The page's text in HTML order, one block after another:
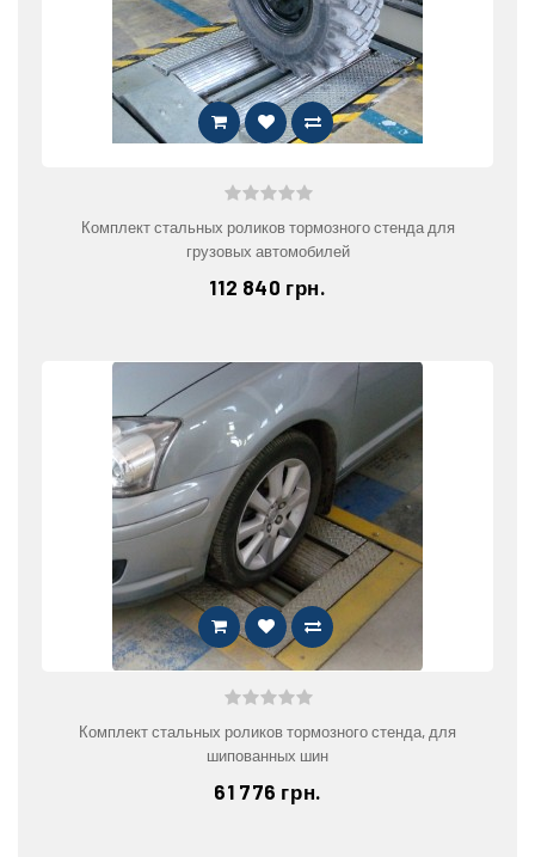
Комплект стальных роликов тормозного стенда для
грузовых автомобилей
112 840 грн.
Комплект стальных роликов тормозного стенда, для
шипованных шин
61 776 грн.